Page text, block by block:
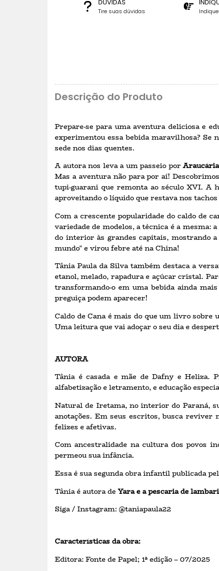
DÚVIDAS
Tire suas dúvidas
Descrição do Produto
Prepare-se para uma aventura deliciosa e
experimentou essa bebida maravilhosa?
sede nos dias quentes.
A autora nos leva a um passeio por
Mas a aventura não para por aí!
tupi-guarani que remonta ao século XVI. A
aproveitando o líquido que restava nos
Com a crescente popularidade do caldo de
variedade de modelos, a técnica é a mesma:
do interior às grandes capitais, mostrando
mundo" e virou febre até na China!
Tânia Paula da Silva também destaca a
etanol, melado, rapadura e açúcar cristal.
transformando-o em uma bebida ainda
preguiça podem aparecer!
Caldo de Cana é mais do que um livro sobre
Uma leitura que vai adoçar o seu dia e
AUTORA
Tânia é casada e mãe de Dafny e Heliza.
alfabetização e letramento, e educação
Natural de Iretama, no interior do Paraná,
anotações. Em seus escritos, busca reviver
felizes e afetivas.
Com ancestralidade na cultura dos povos
permeou sua infância.
Essa é sua segunda obra infantil publicada
Tânia é autora de Yara e a pescaria de
Siga / Instagram: @taniapaula22
Características da obra:
Editora: Fonte de Papel; 1ª edição – 07/2025